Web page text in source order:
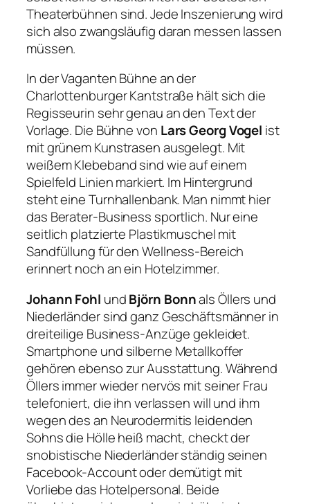
Theaterbühnen sind. Jede Inszenierung wird
sich also zwangsläufig daran messen lassen
müssen.
In der Vaganten Bühne an der
Charlottenburger Kantstraße hält sich die
Regisseurin sehr genau an den Text der
Vorlage. Die Bühne von Lars Georg Vogel ist
mit grünem Kunstrasen ausgelegt. Mit
weißem Klebeband sind wie auf einem
Spielfeld Linien markiert. Im Hintergrund
steht eine Turnhallenbank. Man nimmt hier
das Berater-Business sportlich. Nur eine
seitlich platzierte Plastikmuschel mit
Sandfüllung für den Wellness-Bereich
erinnert noch an ein Hotelzimmer.
Johann Fohl undBjörn Bonnals Öllers und
Niederländer sind ganz Geschäftsmänner in
dreiteilige Business-Anzüge gekleidet.
Smartphone und silberne Metallkoffer
gehören ebenso zur Ausstattung. Während
Öllers immer wieder nervös mit seiner Frau
telefoniert, die ihn verlassen will und ihm
wegen des an Neurodermitis leidenden
Sohns die Hölle heiß macht, checkt der
snobistische Niederländer ständig seinen
Facebook-Account oder demütigt mit
Vorliebe das Hotelpersonal. Beide